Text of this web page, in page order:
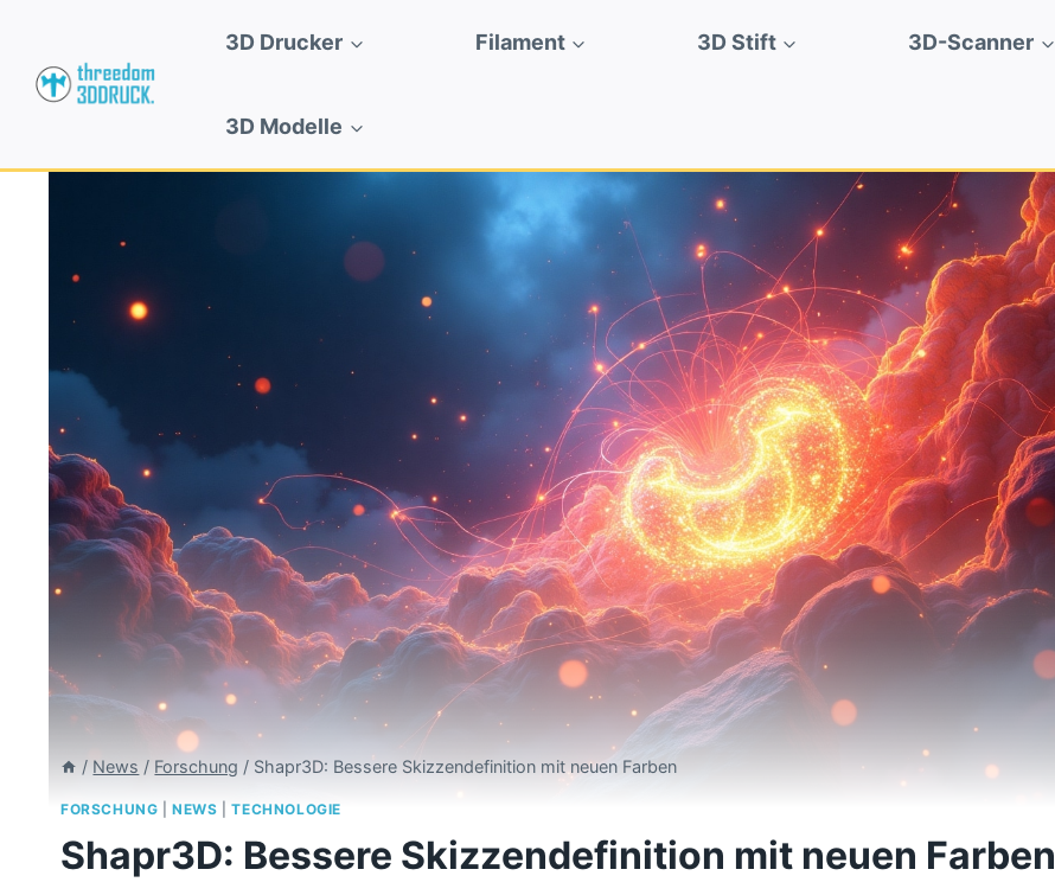
springen
3D Drucker Filament 3D Stift 3D-Scanner
3D Modelle
/ News / Forschung / Shapr3D: Bessere Skizzendefinition mit neuen Farben
FORSCHUNG |NEWS |TECHNOLOGIE
Shapr3D: Bessere Skizzendefinition mit neuen Farben